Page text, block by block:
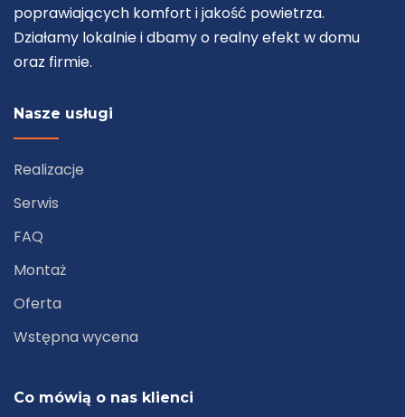
poprawiających komfort i jakość powietrza.
Działamy lokalnie i dbamy o realny efekt w domu
oraz firmie.
Nasze usługi
Realizacje
Serwis
FAQ
Montaż
Oferta
Wstępna wycena
Co mówią o nas klienci